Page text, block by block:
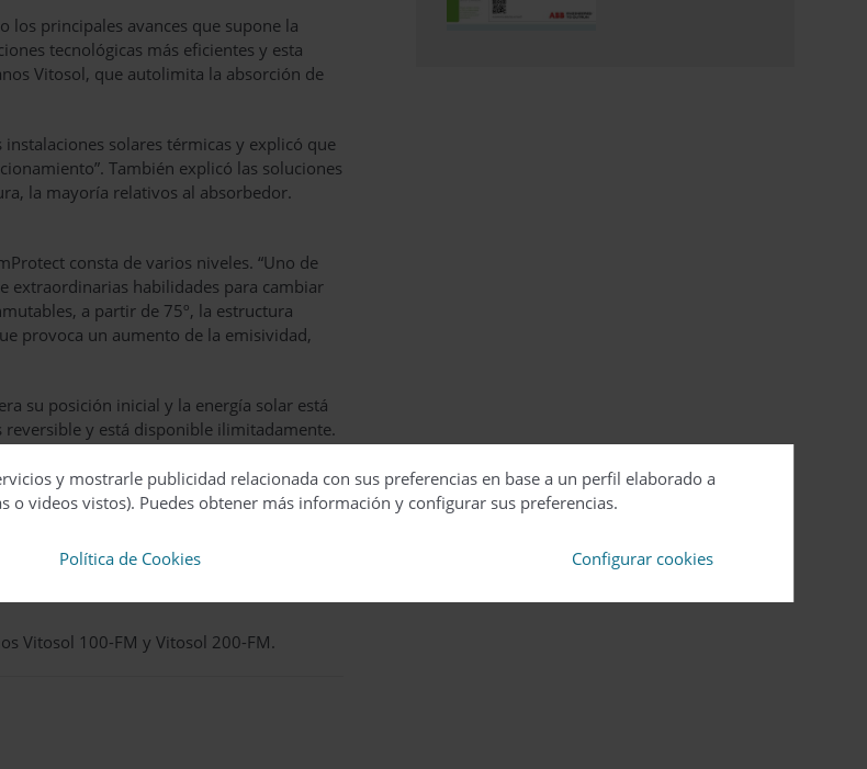
los principales avances que supone la
tecnológicas más eficientes y esta
Vitosol, que autolimita la absorción de
solares térmicas y explicó que
También explicó las soluciones
la mayoría relativos al absorbedor.
consta de varios niveles. “Uno de
extraordinarias habilidades para cambiar
a partir de 75º, la estructura
provoca un aumento de la emisividad,
su posición inicial y la energía solar está
y está disponible ilimitadamente.
de la instalación y los fenómenos
y segura, y sin necesidad de
físicas del material inteligente del
y los ajustes del sistema. Una
caracteriza por una fiabilidad y
Vitosol 100-FM y Vitosol 200-FM.
y mostrarle publicidad relacionada con sus preferencias en base a un perfil elaborado a
videos vistos). Puedes obtener más información y configurar sus preferencias.
Política de Cookies Configurar cookies